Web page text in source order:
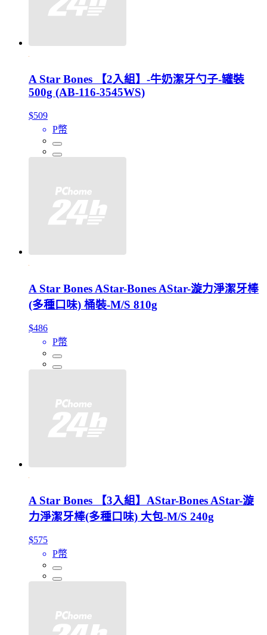
A Star Bones 【2入組】-牛奶潔牙勺子-罐裝
500g (AB-116-3545WS)
$509
P幣
A Star Bones AStar-Bones AStar-漩力淨潔牙棒
(多種口味) 桶裝-M/S 810g
$486
P幣
A Star Bones 【3入組】AStar-Bones AStar-漩
力淨潔牙棒(多種口味) 大包-M/S 240g
$575
P幣